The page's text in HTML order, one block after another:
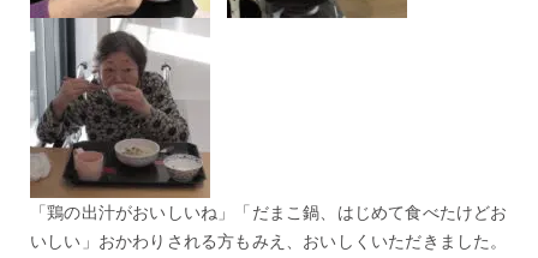
「鶏の出汁がおいしいね」「だまこ鍋、はじめて食べたけどお
いしい」おかわりされる方もみえ、おいしくいただきました。